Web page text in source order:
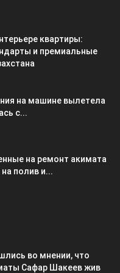
квартиры:
и премиальные
на машине вылетела
с...
на ремонт акимата
полив и...
во мнении, что
Сафар Шакеев жив